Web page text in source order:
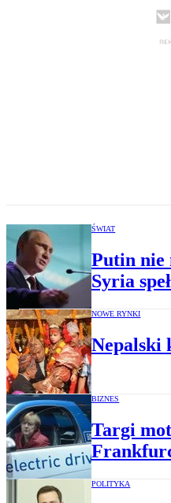
ŚWIAT
Putin nie
Syria
NOWE RYNKI
Nepalski
BIZNES
Targi
POLITYKA